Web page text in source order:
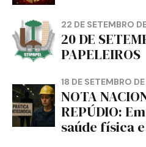
22 DE SETEMBRO
20 DE
PAPELEIROS
18 DE SETEMBRO
NOTA
REPÚDIO: Em defesa da
saúde física